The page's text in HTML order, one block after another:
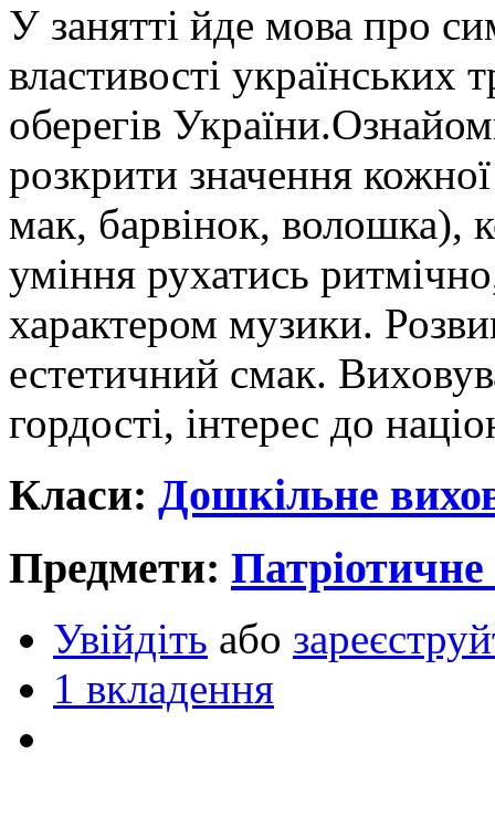
У занятті йде мова про
властивості українських
оберегів
розкрити значення
мак, барвінок, волошка),
уміння рухатись
характером музики.
естетичний смак.
гордості, інтерес до
Класи: Дошкільне
Предмети:
Увійдіть або
1 вкладення